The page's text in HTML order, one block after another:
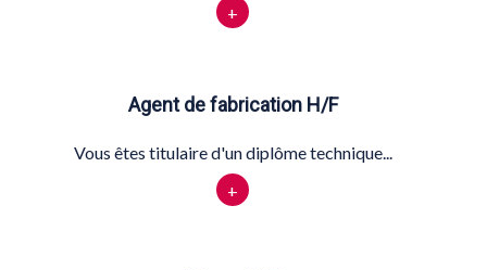
+
Agent de fabrication H/F
Vous êtes titulaire d'un diplôme technique...
+